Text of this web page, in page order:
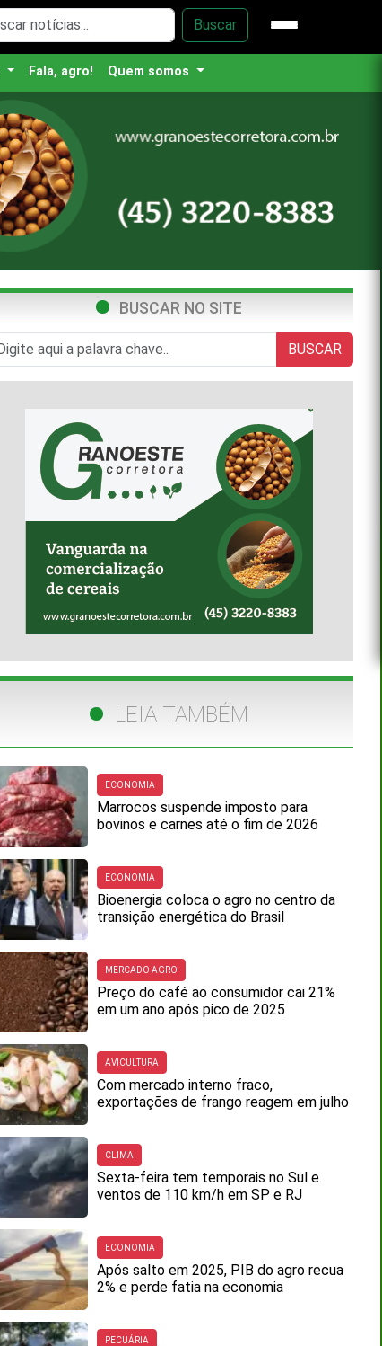
Buscar
Fala, agro! Quem somos
BUSCAR NO SITE
BUSCAR
LEIA TAMBÉM
ECONOMIA
Marrocos suspende imposto para
bovinos e carnes até o fim de 2026
ECONOMIA
Bioenergia coloca o agro no centro da
transição energética do Brasil
MERCADO AGRO
Preço do café ao consumidor cai 21%
em um ano após pico de 2025
AVICULTURA
Com mercado interno fraco,
exportações de frango reagem em julho
CLIMA
Sexta-feira tem temporais no Sul e
ventos de 110 km/h em SP e RJ
ECONOMIA
Após salto em 2025, PIB do agro recua
2% e perde fatia na economia
PECUÁRIA